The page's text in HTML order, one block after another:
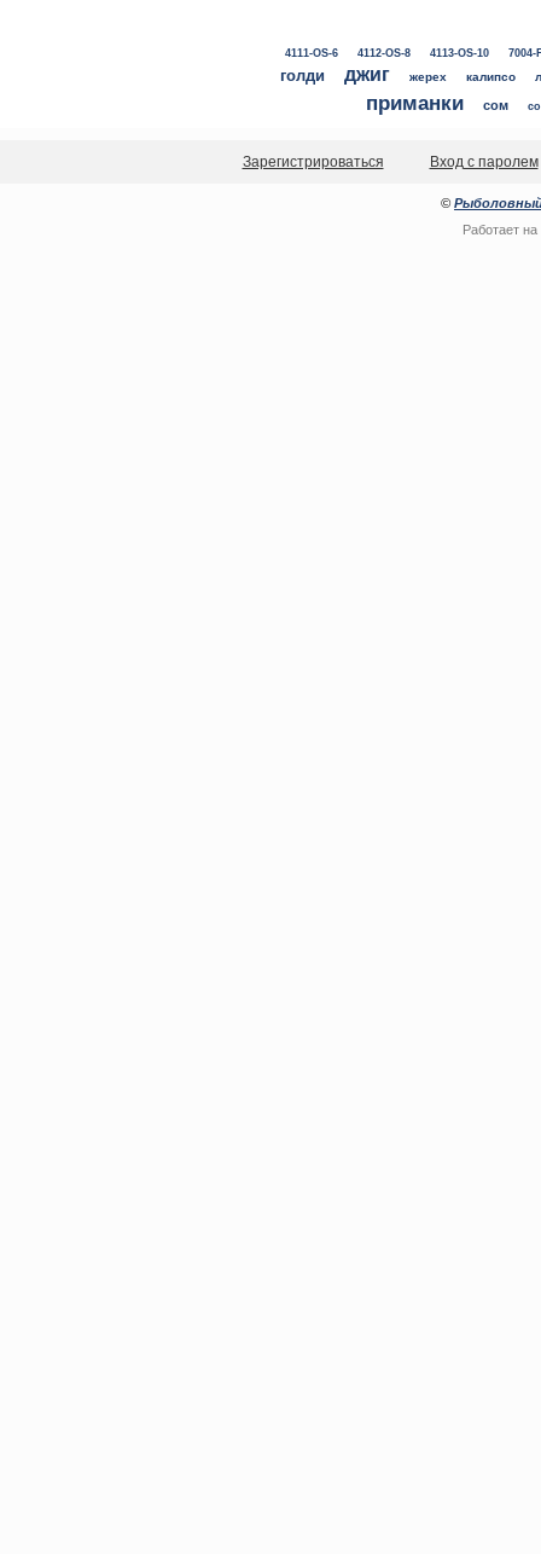
4111-OS-6 4112-OS-8 4113-OS-10 7004-
голди джиг жерех калипсо
приманки сом
Зарегистрироваться Вход с паролем
© Рыболовный
Работает